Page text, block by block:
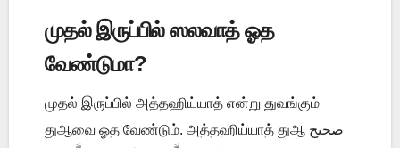
முதல் இருப்பில் ஸலவாத் ஓத
வேண்டுமா?
முதல் இருப்பில் அத்தஹிய்யாத் என்று துவங்கும்
துஆவை ஓத வேண்டும். அத்தஹிய்யாத் துஆ صحيح